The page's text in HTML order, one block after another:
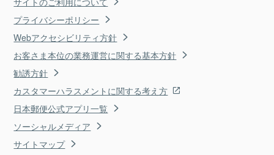
プライバシーポリシー
Webアクセシビリティ方針
お客さま本位の業務運営に関する基本方針
勧誘方針
カスタマーハラスメントに関する考え方
日本郵便公式アプリ一覧
ソーシャルメディア
サイトマップ